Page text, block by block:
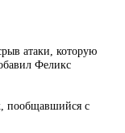
атаки, которую
Феликс
пообщавшийся с